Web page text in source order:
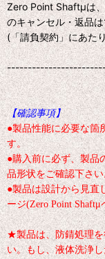
Zero Point Shaftμは
のキャンセル・返品
(「請負契約」にあた
【確認事項】
●製品性能に必要な箇
す。
●購入前に必ず、製
品形状をご確認下さい
●製品は設計から見直
ージ(Zero Point
★製品は、防錆処理を
い。もし、液体洗浄